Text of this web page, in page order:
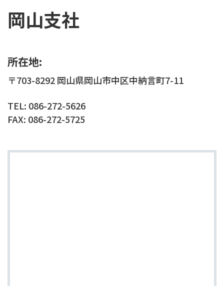
岡山支社
所在地:
〒703-8292 岡山県岡山市中区中納言町7-11
TEL: 086-272-5626
FAX: 086-272-5725